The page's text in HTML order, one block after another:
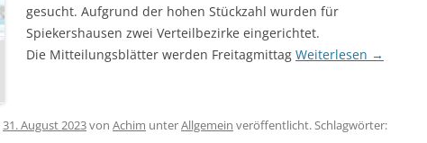
gesucht. Aufgrund der hohen Stückzahl wurden für
Spiekershausen zwei Verteilbezirke eingerichtet.
Die Mitteilungsblätter werden Freitagmittag Weiterlesen →
31. August 2023von Achim unterAllgemein veröffentlicht. Schlagwörter: